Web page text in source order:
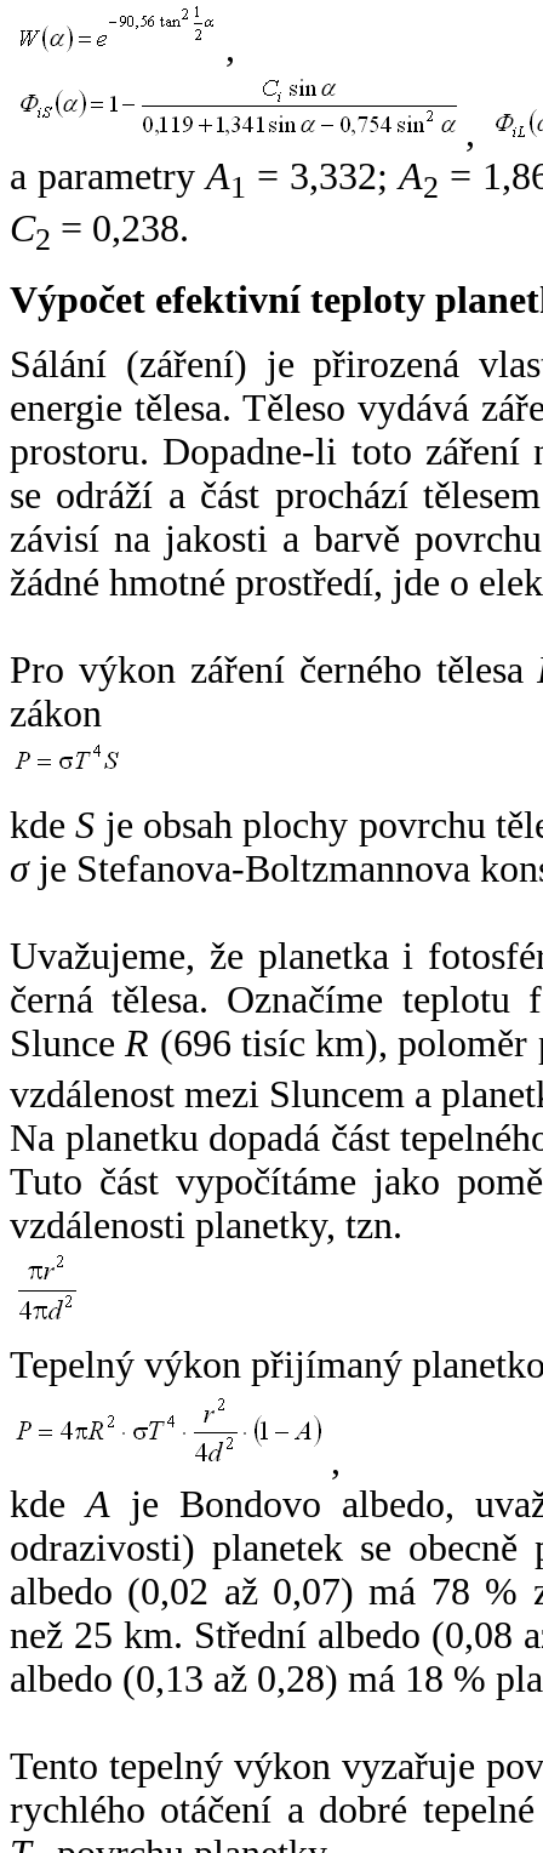
,
,
a parametryA1 = 3,332;A2 =
C2 = 0,238.
Výpočet efektivní teploty
Sálání (záření) je přirozená
energie tělesa. Těleso vydává
prostoru. Dopadne-li toto záření
se odráží a část prochází
závisí na jakosti a barvě
žádné hmotné prostředí, jde o
Pro výkon záření černého tělesa
zákon
kdeS je obsah plochy povrchu
σje Stefanova-Boltzmannova
Uvažujeme, že planetka i
černá tělesa. Označíme
SlunceR (696 tisíc km),
vzdálenost mezi Sluncem a
Na planetku dopadá část
Tuto část vypočítáme jako
vzdálenosti planetky, tzn.
Tepelný výkon přijímaný
,
kdeA je Bondovo albedo,
odrazivosti) planetek se
albedo (0,02 až 0,07) má 78 %
než 25 km. Střední albedo (0,08
albedo (0,13 až 0,28) má 18 %
Tento tepelný výkon vyzařuje
rychlého otáčení a dobré